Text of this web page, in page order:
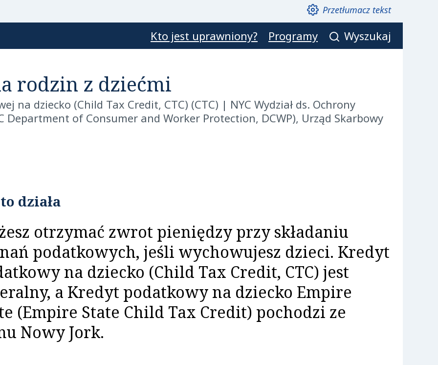
Przetłumacz tekst
Kto jest uprawniony? Programy Wyszukaj
rodzin z dziećmi
na dziecko (Child Tax Credit, CTC) (CTC) | NYC Wydział ds. Ochrony
Department of Consumer and Worker Protection, DCWP), Urząd Skarbowy
działa
otrzymać zwrot pieniędzy przy składaniu
podatkowych, jeśli wychowujesz dzieci. Kredyt
na dziecko (Child Tax Credit, CTC) jest
a Kredyt podatkowy na dziecko Empire
(Empire State Child Tax Credit) pochodzi ze
Nowy Jork.